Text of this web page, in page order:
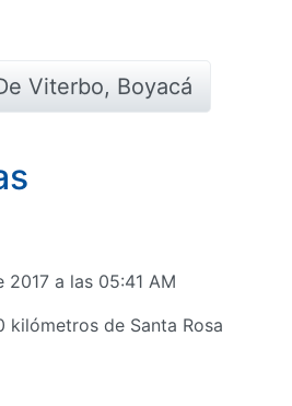
Viterbo, Boyacá
a las 05:41 AM
kilómetros de Santa Rosa